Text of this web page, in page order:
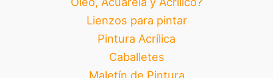
Lienzos para pintar
Pintura Acrílica
Caballetes
Maletín de Pintura